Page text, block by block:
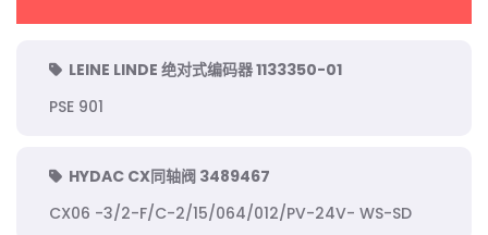
LEINE LINDE 绝对式编码器 1133350-01
PSE 901
HYDAC CX同轴阀 3489467
CX06 -3/2-F/C-2/15/064/012/PV-24V- WS-SD